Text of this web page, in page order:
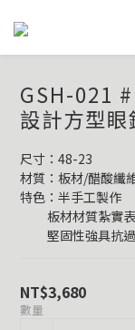
GSH-021
設計方型眼
尺寸：48-23
材質：板材/醋酸纖
特色：半手工製作
板材材質
堅固性強
NT$3,680
數量